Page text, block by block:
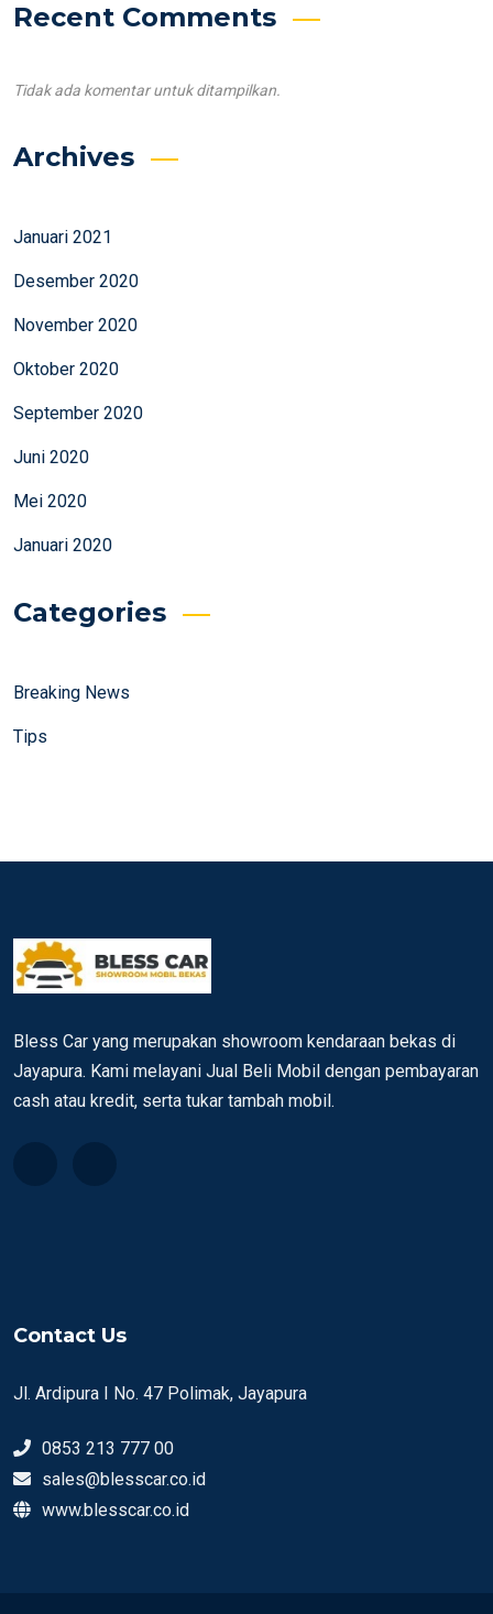
Recent Comments
Tidak ada komentar untuk ditampilkan.
Archives
Januari 2021
Desember 2020
November 2020
Oktober 2020
September 2020
Juni 2020
Mei 2020
Januari 2020
Categories
Breaking News
Tips
Bless Car yang merupakan showroom kendaraan bekas di
Jayapura. Kami melayani Jual Beli Mobil dengan pembayaran
cash atau kredit, serta tukar tambah mobil.
Contact Us
Jl. Ardipura I No. 47 Polimak, Jayapura
0853 213 777 00
sales@blesscar.co.id
www.blesscar.co.id